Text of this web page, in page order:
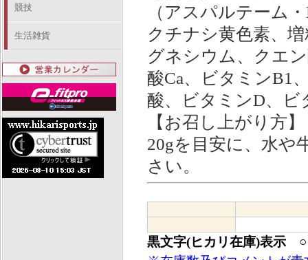
競技
生活雑貨
（アスパルテーム
クチナシ黄色素、
グネシウム、クエ
酸Ca、ビタミンB1
酸、ビタミンD、ビ
【お召し上がり方】
20gを目安に、水や
さい。
黒文字(ヒカリ在庫)表示